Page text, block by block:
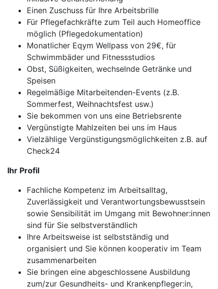
Einen Zuschuss für Ihre Arbeitsbrille
Für Pflegefachkräfte zum Teil auch Homeoffice
möglich (Pflegedokumentation)
Monatlicher Eqym Wellpass von 29€, für
Schwimmbäder und Fitnessstudios
Obst, Süßigkeiten, wechselnde Getränke und
Speisen
Regelmäßige Mitarbeitenden-Events (z.B.
Sommerfest, Weihnachtsfest usw.)
Sie bekommen von uns eine Betriebsrente
Vergünstigte Mahlzeiten bei uns im Haus
Vielzählige Vergünstigungsmöglichkeiten z.B. auf
Check24
Ihr Profil
Fachliche Kompetenz im Arbeitsalltag,
Zuverlässigkeit und Verantwortungsbewusstsein
sowie Sensibilität im Umgang mit Bewohner:innen
sind für Sie selbstverständlich
Ihre Arbeitsweise ist selbstständig und
organisiert und Sie können kooperativ im Team
zusammenarbeiten
Sie bringen eine abgeschlossene Ausbildung
zum/zur Gesundheits- und Krankenpfleger:in,